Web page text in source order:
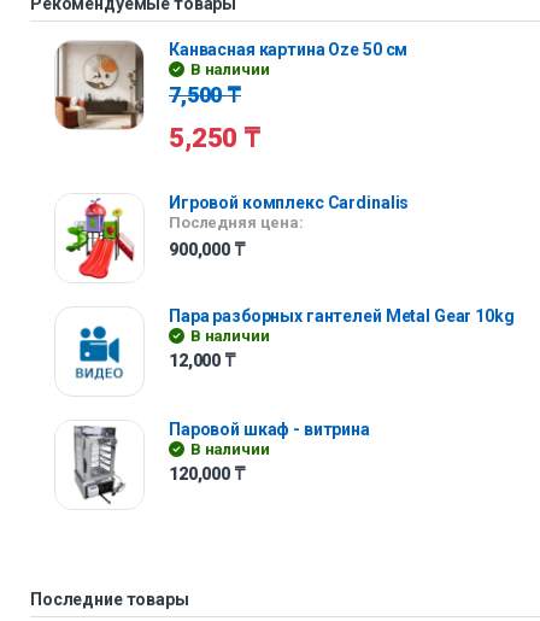
Рекомендуемые товары
Канвасная картина Oze 50 см
В наличии
7,500₸
5,250 ₸
Игровой комплекс Cardinalis
Последняя цена:
900,000 ₸
Пара разборных гантелей Metal Gear 10kg
В наличии
12,000 ₸
Паровой шкаф - витрина
В наличии
120,000 ₸
Последние товары